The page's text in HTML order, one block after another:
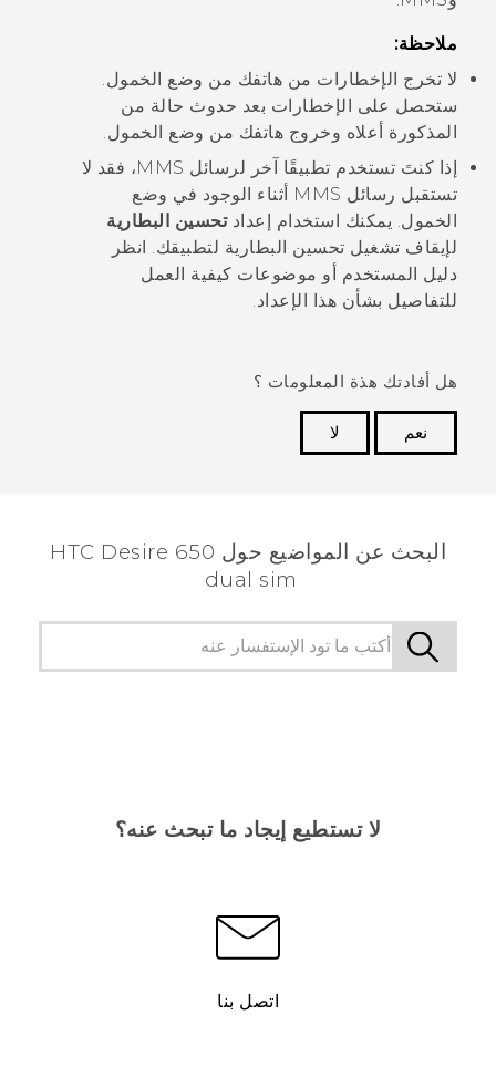
ملاحظة:
لا تخرج الإخطارات من هاتفك من وضع الخمول.
ستحصل على الإخطارات بعد حدوث حالة من
المذكورة أعلاه وخروج هاتفك من وضع الخمول.
إذا كنتَ تستخدم تطبيقًا آخر لرسائل MMS، فقد لا
تستقبل رسائل MMS أثناء الوجود في وضع
الخمول. يمكنك استخدام إعدادتحسين البطارية
لإيقاف تشغيل تحسين البطارية لتطبيقك. انظر
دليل المستخدم أو موضوعات كيفية العمل
للتفاصيل بشأن هذا الإعداد.
هل أفادتك هذة المعلومات ؟
نعم
لا
البحث عن المواضيع حول HTC Desire 650
dual sim
لا تستطيع إيجاد ما تبحث عنه؟
اتصل بنا